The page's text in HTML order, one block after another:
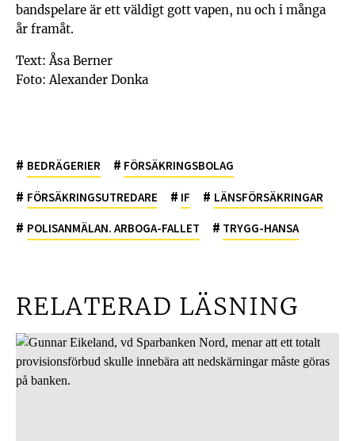
bandspelare är ett väldigt gott vapen, nu och i många
år framåt.
Text: Åsa Berner
Foto: Alexander Donka
# BEDRÄGERIER # FÖRSÄKRINGSBOLAG
# FÖRSÄKRINGSUTREDARE # IF # LÄNSFÖRSÄKRINGAR
# POLISANMÄLAN. ARBOGA-FALLET # TRYGG-HANSA
RELATERAD LÄSNING